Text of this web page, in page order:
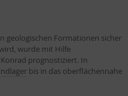
geologischen Formationen sicher
wurde mit Hilfe
prognostiziert. In
bis in das oberflächennahe